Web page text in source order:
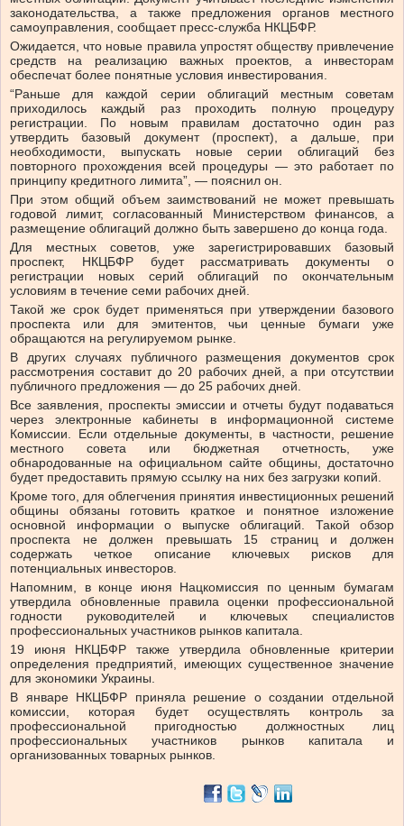
законодательства, а также предложения органов местного
самоуправления, сообщает пресс-служба НКЦБФР.
Ожидается, что новые правила упростят обществу привлечение
средств на реализацию важных проектов, а инвесторам
обеспечат более понятные условия инвестирования.
“Раньше для каждой серии облигаций местным советам
приходилось каждый раз проходить полную процедуру
регистрации. По новым правилам достаточно один раз
утвердить базовый документ (проспект), а дальше, при
необходимости, выпускать новые серии облигаций без
повторного прохождения всей процедуры — это работает по
принципу кредитного лимита”, — пояснил он.
При этом общий объем заимствований не может превышать
годовой лимит, согласованный Министерством финансов, а
размещение облигаций должно быть завершено до конца года.
Для местных советов, уже зарегистрировавших базовый
проспект, НКЦБФР будет рассматривать документы о
регистрации новых серий облигаций по окончательным
условиям в течение семи рабочих дней.
Такой же срок будет применяться при утверждении базового
проспекта или для эмитентов, чьи ценные бумаги уже
обращаются на регулируемом рынке.
В других случаях публичного размещения документов срок
рассмотрения составит до 20 рабочих дней, а при отсутствии
публичного предложения — до 25 рабочих дней.
Все заявления, проспекты эмиссии и отчеты будут подаваться
через электронные кабинеты в информационной системе
Комиссии. Если отдельные документы, в частности, решение
местного совета или бюджетная отчетность, уже
обнародованные на официальном сайте общины, достаточно
будет предоставить прямую ссылку на них без загрузки копий.
Кроме того, для облегчения принятия инвестиционных решений
общины обязаны готовить краткое и понятное изложение
основной информации о выпуске облигаций. Такой обзор
проспекта не должен превышать 15 страниц и должен
содержать четкое описание ключевых рисков для
потенциальных инвесторов.
Напомним, в конце июня Нацкомиссия по ценным бумагам
утвердила обновленные правила оценки профессиональной
годности руководителей и ключевых специалистов
профессиональных участников рынков капитала.
19 июня НКЦБФР также утвердила обновленные критерии
определения предприятий, имеющих существенное значение
для экономики Украины.
В январе НКЦБФР приняла решение о создании отдельной
комиссии, которая будет осуществлять контроль за
профессиональной пригодностью должностных лиц
профессиональных участников рынков капитала и
организованных товарных рынков.